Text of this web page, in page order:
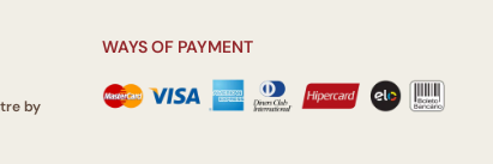
by
WAYS OF PAYMENT